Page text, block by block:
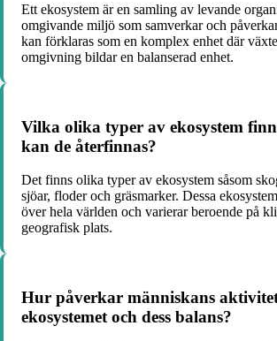
Ett ekosystem är en samling av levande
omgivande miljö som samverkar och
kan förklaras som en komplex enhet där
omgivning bildar en balanserad enhet.
Vilka olika typer av ekosystem
kan de återfinnas?
Det finns olika typer av ekosystem såsom
sjöar, floder och gräsmarker. Dessa
över hela världen och varierar beroende på
geografisk plats.
Hur påverkar människans
ekosystemet och dess balans?